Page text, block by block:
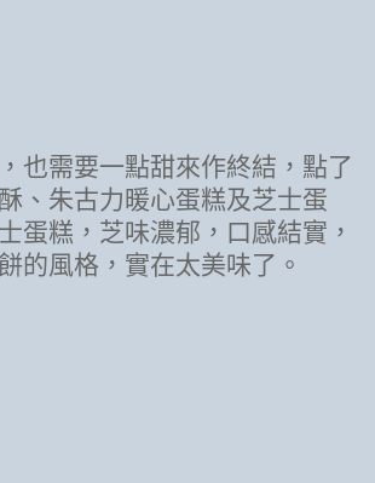
也需要一點甜來作終結，點了
、朱古力暖心蛋糕及芝士蛋
蛋糕，芝味濃郁，口感結實，
的風格，實在太美味了。